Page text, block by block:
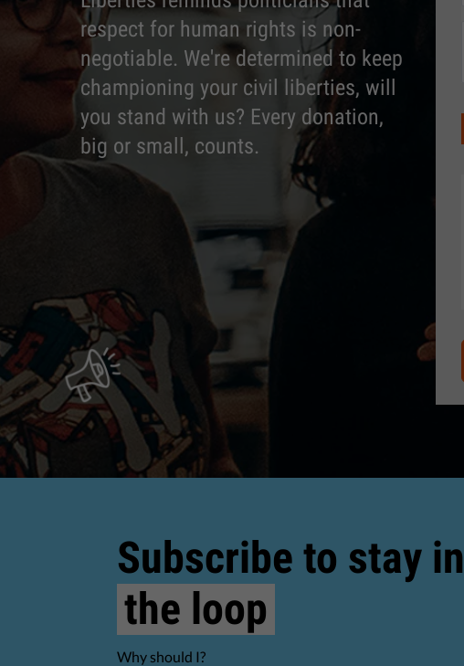
respect for human rights is non-
negotiable. We're determined to keep
championing your civil liberties, will
you stand with us? Every donation,
big or small, counts.
Subscribe to stay in
the loop
Why should I?